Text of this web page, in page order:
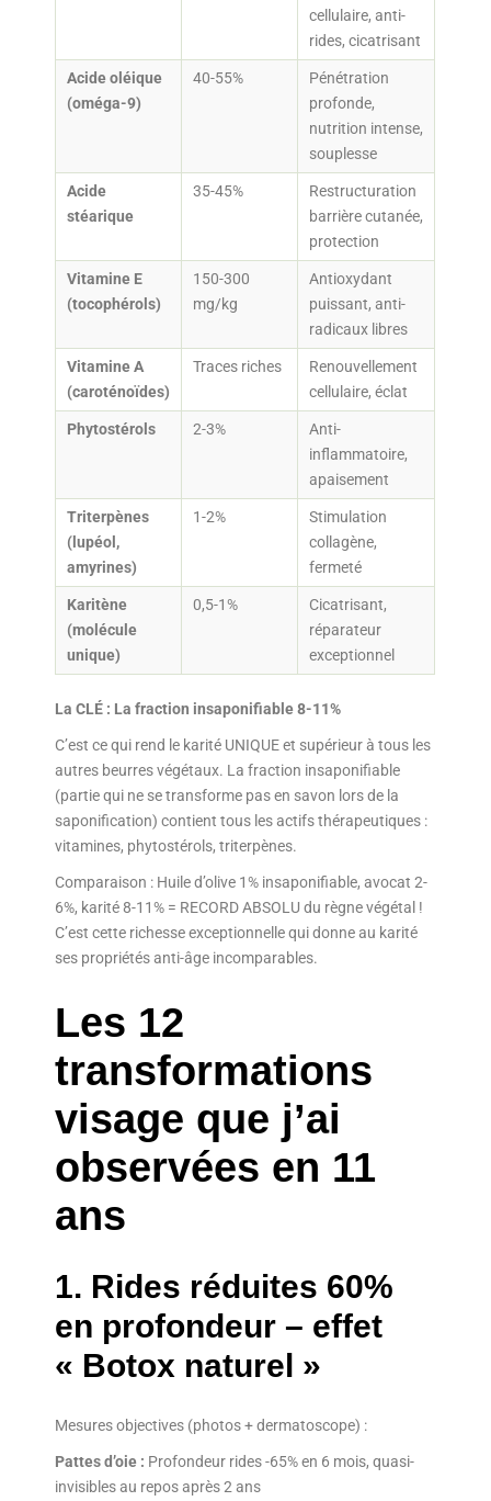
cellulaire, anti-
rides, cicatrisant
Acide oléique
(oméga-9)
40-55%
Pénétration
profonde,
nutrition intense,
souplesse
Acide
stéarique
35-45%
Restructuration
barrière cutanée,
protection
Vitamine E
(tocophérols)
150-300
mg/kg
Antioxydant
puissant, anti-
radicaux libres
Vitamine A
(caroténoïdes)
Traces riches
Renouvellement
cellulaire, éclat
Phytostérols 2-3%
Anti-
inflammatoire,
apaisement
Triterpènes
(lupéol,
amyrines)
1-2%
Stimulation
collagène,
fermeté
Karitène
(molécule
unique)
0,5-1%
Cicatrisant,
réparateur
exceptionnel
La CLÉ : La fraction insaponifiable 8-11%
C’est ce qui rend le karité UNIQUE et supérieur à tous les
autres beurres végétaux. La fraction insaponifiable
(partie qui ne se transforme pas en savon lors de la
saponification) contient tous les actifs thérapeutiques :
vitamines, phytostérols, triterpènes.
Comparaison : Huile d’olive 1% insaponifiable, avocat 2-
6%, karité 8-11% = RECORD ABSOLU du règne végétal !
C’est cette richesse exceptionnelle qui donne au karité
ses propriétés anti-âge incomparables.
Les 12
transformations
visage que j’ai
observées en 11
ans
1. Rides réduites 60%
en profondeur – effet
« Botox naturel »
Mesures objectives (photos + dermatoscope) :
Pattes d’oie : Profondeur rides -65% en 6 mois, quasi-
invisibles au repos après 2 ans